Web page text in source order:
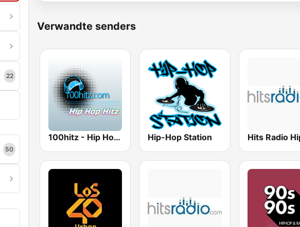
22
50
Verwandte senders
100hitz - Hip Hop Hitz Hip-Hop Station